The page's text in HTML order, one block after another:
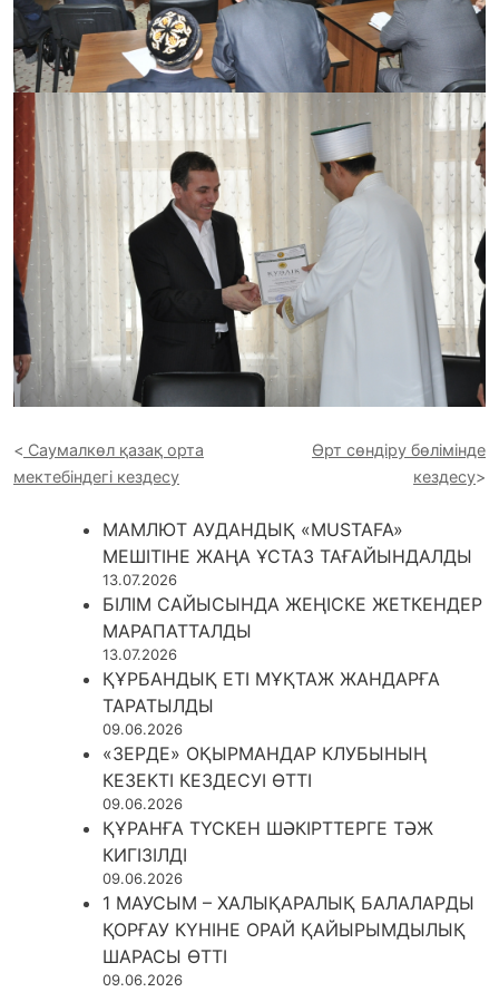
Саумалкөл қазақ орта
мектебіндегі кездесу
Өрт сөндіру бөлімінде
кездесу
МАМЛЮТ АУДАНДЫҚ «MUSTAFA»
МЕШІТІНЕ ЖАҢА ҰСТАЗ ТАҒАЙЫНДАЛДЫ
13.07.2026
БІЛІМ САЙЫСЫНДА ЖЕҢІСКЕ ЖЕТКЕНДЕР
МАРАПАТТАЛДЫ
13.07.2026
ҚҰРБАНДЫҚ ЕТІ МҰҚТАЖ ЖАНДАРҒА
ТАРАТЫЛДЫ
09.06.2026
«ЗЕРДЕ» ОҚЫРМАНДАР КЛУБЫНЫҢ
КЕЗЕКТІ КЕЗДЕСУІ ӨТТІ
09.06.2026
ҚҰРАНҒА ТҮСКЕН ШӘКІРТТЕРГЕ ТӘЖ
КИГІЗІЛДІ
09.06.2026
1 МАУСЫМ – ХАЛЫҚАРАЛЫҚ БАЛАЛАРДЫ
ҚОРҒАУ КҮНІНЕ ОРАЙ ҚАЙЫРЫМДЫЛЫҚ
ШАРАСЫ ӨТТІ
09.06.2026